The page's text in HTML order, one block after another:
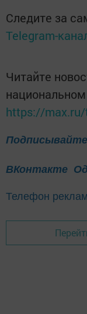
Следите за
Telegram-
Читайте
https://
ВКонтакте
Телефон